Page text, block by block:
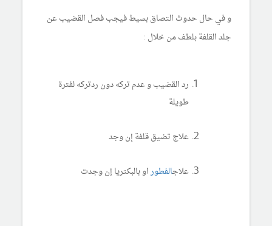
و في حال حدوث التصاق بسيط فيجب فصل القضيب عن
جلد القلفة بلطف من خلال :
رد القضيب و عدم تركه دون ردتركه لفترة
طويلة
علاج تضيق قلفة إن وجد
علاجالفطوراو بالبكتريا إن وجدت